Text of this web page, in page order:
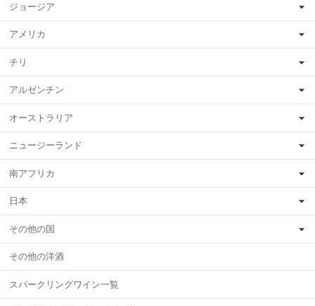
ジョージア
アメリカ
チリ
アルゼンチン
オーストラリア
ニュージーランド
南アフリカ
日本
その他の国
その他の洋酒
スパークリングワイン一覧